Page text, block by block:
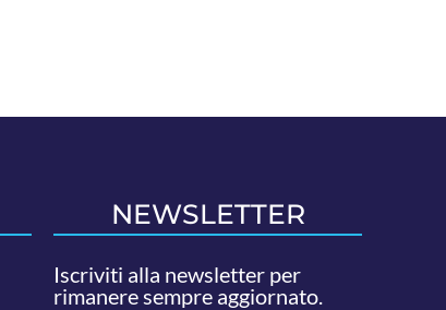
NEWSLETTER
Iscriviti alla newsletter per
rimanere sempre aggiornato.